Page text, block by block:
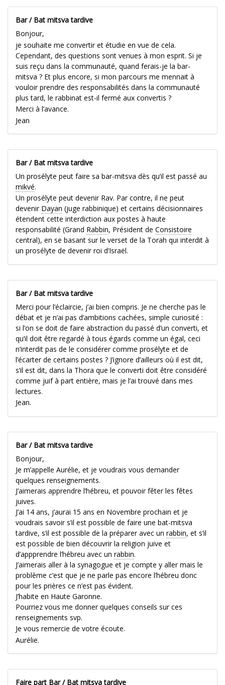
Bar / Bat mitsva tardive
Bonjour,
je souhaite me convertir et étudie en vue de cela.
Cependant, des questions sont venues à mon esprit. Si je
suis reçu dans la communauté, quand ferais-je la bar-
mitsva ? Et plus encore, si mon parcours me mennait à
vouloir prendre des responsabilités dans la communauté
plus tard, le rabbinat est-il fermé aux convertis ?
Merci à l’avance.
Jean
Bar / Bat mitsva tardive
Un prosélyte peut faire sa bar-mitsva dès qu’il est passé au
mikvé.
Un prosélyte peut devenir Rav. Par contre, il ne peut
devenir Dayan (juge rabbinique) et certains décisionnaires
étendent cette interdiction aux postes à haute
responsabilité (Grand Rabbin, Président de Consistoire
central), en se basant sur le verset de la Torah qui interdit à
un prosélyte de devenir roi d’Israël.
Bar / Bat mitsva tardive
Merci pour l’éclaircie, j’ai bien compris. Je ne cherche pas le
débat et je n’ai pas d’ambitions cachées, simple curiosité :
si l’on se doit de faire abstraction du passé d’un converti, et
qu’il doit être regardé à tous égards comme un égal, ceci
n’interdit pas de le considérer comme prosélyte et de
l’écarter de certains postes ? J’ignore d’ailleurs où il est dit,
s’il est dit, dans la Thora que le converti doit être considéré
comme juif à part entière, mais je l’ai trouvé dans mes
lectures.
Jean.
Bar / Bat mitsva tardive
Bonjour,
Je m’appelle Aurélie, et je voudrais vous demander
quelques renseignements.
J’aimerais apprendre l’hébreu, et pouvoir fêter les fêtes
juives.
J’ai 14 ans, j’aurai 15 ans en Novembre prochain et je
voudrais savoir s’il est possible de faire une bat-mitsva
tardive, s’il est possible de la préparer avec un rabbin, et s’il
est possible de bien découvrir la religion juive et
d’appprendre l’hébreu avec un rabbin.
J’aimerais aller à la synagogue et je compte y aller mais le
problème c’est que je ne parle pas encore l’hébreu donc
pour les prières ce n’est pas évident.
J’habite en Haute Garonne.
Pourriez vous me donner quelques conseils sur ces
renseignements svp.
Je vous remercie de votre écoute.
Aurélie.
Faire part Bar / Bat mitsva tardive